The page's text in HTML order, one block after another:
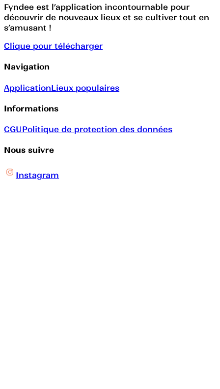
Fyndee est l’application incontournable pour
découvrir de nouveaux lieux et se cultiver tout en
s’amusant !
Clique pour télécharger
Navigation
ApplicationLieux populaires
Informations
CGUPolitique de protection des données
Nous suivre
Instagram